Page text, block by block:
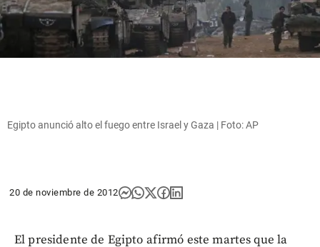
Egipto anunció alto el fuego entre Israel y Gaza | Foto: AP
20 de noviembre de 2012
El presidente de Egipto afirmó este martes que la